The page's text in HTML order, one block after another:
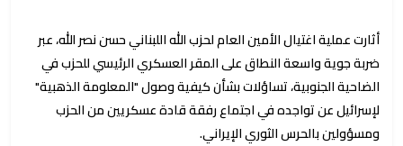
أثارت عملية اغتيال الأمين العام لحزب الله اللبناني حسن نصر الله، عبر
ضربة جوية واسعة النطاق على المقر العسكري الرئيسي للحزب في
الضاحية الجنوبية، تساؤلات بشأن كيفية وصول "المعلومة الذهبية"
لإسرائيل عن تواجده في اجتماع رفقة قادة عسكريين من الحزب
ومسؤولين بالحرس الثوري الإيراني.